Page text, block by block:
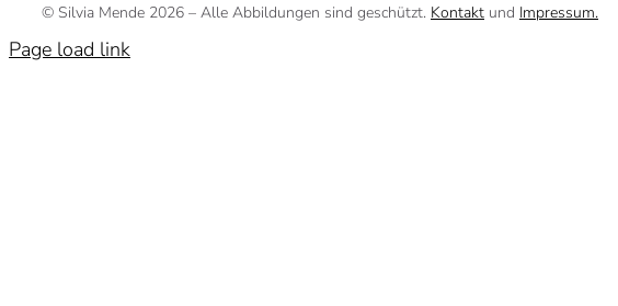
© Silvia Mende 2026 – Alle Abbildungen sind geschützt. Kontakt und Impressum.
Page load link